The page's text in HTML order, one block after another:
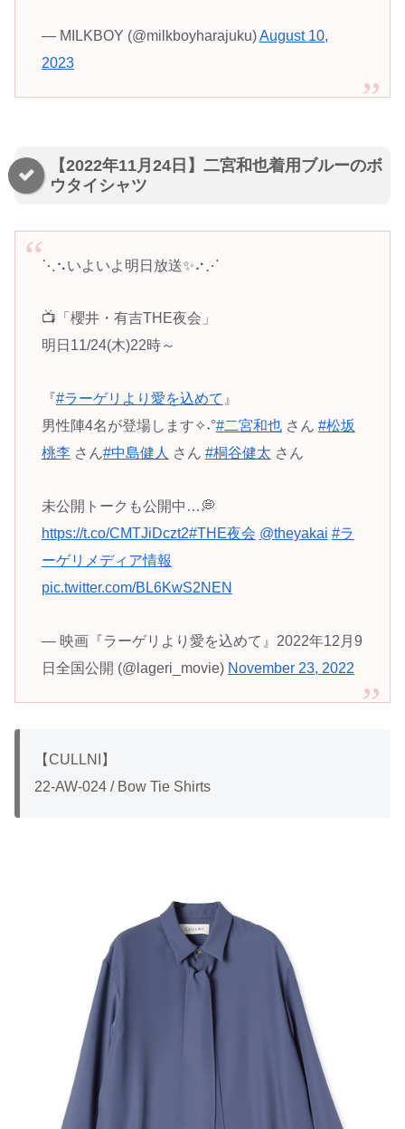
— MILKBOY (@milkboyharajuku)August 10,
2023
【2022年11月24日】二宮和也着用ブルーのボ
ウタイシャツ
⋱⠢いよいよ明日放送✨⠔⋰
📺「櫻井・有吉THE夜会」
明日11/24(木)22時～
『#ラーゲリより愛を込めて 』
男性陣4名が登場します✧˖°#二宮和也さん #松坂
桃李さん#中島健人 さん #桐谷健太 さん
未公開トークも公開中…💭
https://t.co/CMTJiDczt2#THE夜会 @theyakai #ラ
ーゲリメディア情報
pic.twitter.com/BL6KwS2NEN
— 映画『ラーゲリより愛を込めて』2022年12月9
日全国公開 (@lageri_movie) November 23, 2022
【CULLNI】
22-AW-024 / Bow Tie Shirts